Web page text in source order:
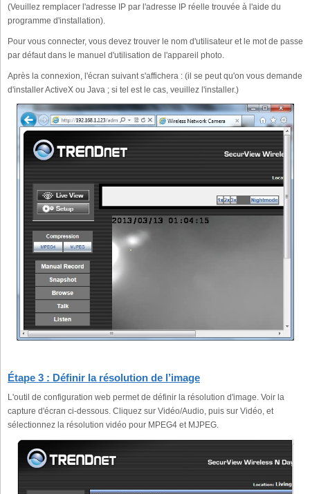
(Veuillez remplacer l'adresse IP par l'adresse IP réelle trouvée à l'aide du
programme d'installation).
Pour vous connecter, vous devez trouver le nom d'utilisateur et le mot de passe
par défaut dans le manuel d'utilisation de l'appareil photo.
Après la connexion, l'écran suivant s'affichera : (il se peut qu'on vous demande
d'installer ActiveX ou Java ; si tel est le cas, veuillez l'installer.)
Étape 3 : Définir la résolution de l’image
L'outil de configuration web permet de définir la résolution d'image. Voir la
capture d'écran ci-dessous. Cliquez sur Vidéo/Audio, puis sur Vidéo, et
sélectionnez la résolution vidéo pour MPEG4 et MJPEG.